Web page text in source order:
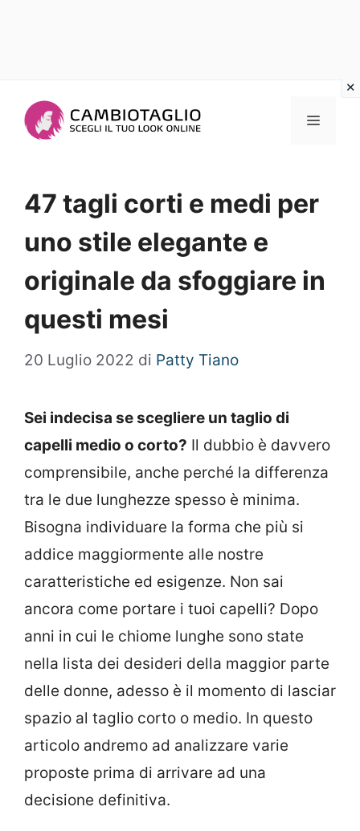
Menu
47 tagli corti e medi per
uno stile elegante e
originale da sfoggiare in
questi mesi
20 Luglio 2022 di Patty Tiano
Sei indecisa se scegliere un taglio di
capelli medio o corto? Il dubbio è davvero
comprensibile, anche perché la differenza
tra le due lunghezze spesso è minima.
Bisogna individuare la forma che più si
addice maggiormente alle nostre
caratteristiche ed esigenze. Non sai
ancora come portare i tuoi capelli? Dopo
anni in cui le chiome lunghe sono state
nella lista dei desideri della maggior parte
delle donne, adesso è il momento di lasciar
spazio al taglio corto o medio. In questo
articolo andremo ad analizzare varie
proposte prima di arrivare ad una
decisione definitiva.